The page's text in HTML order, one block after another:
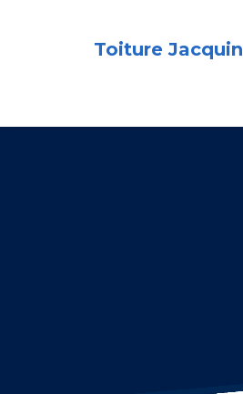
Toiture Jacquin